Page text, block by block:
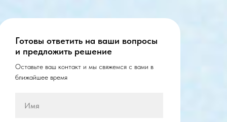
Готовы ответить на ваши вопросы
и предложить решение
Оставьте ваш контакт и мы свяжемся с вами в
ближайшее время